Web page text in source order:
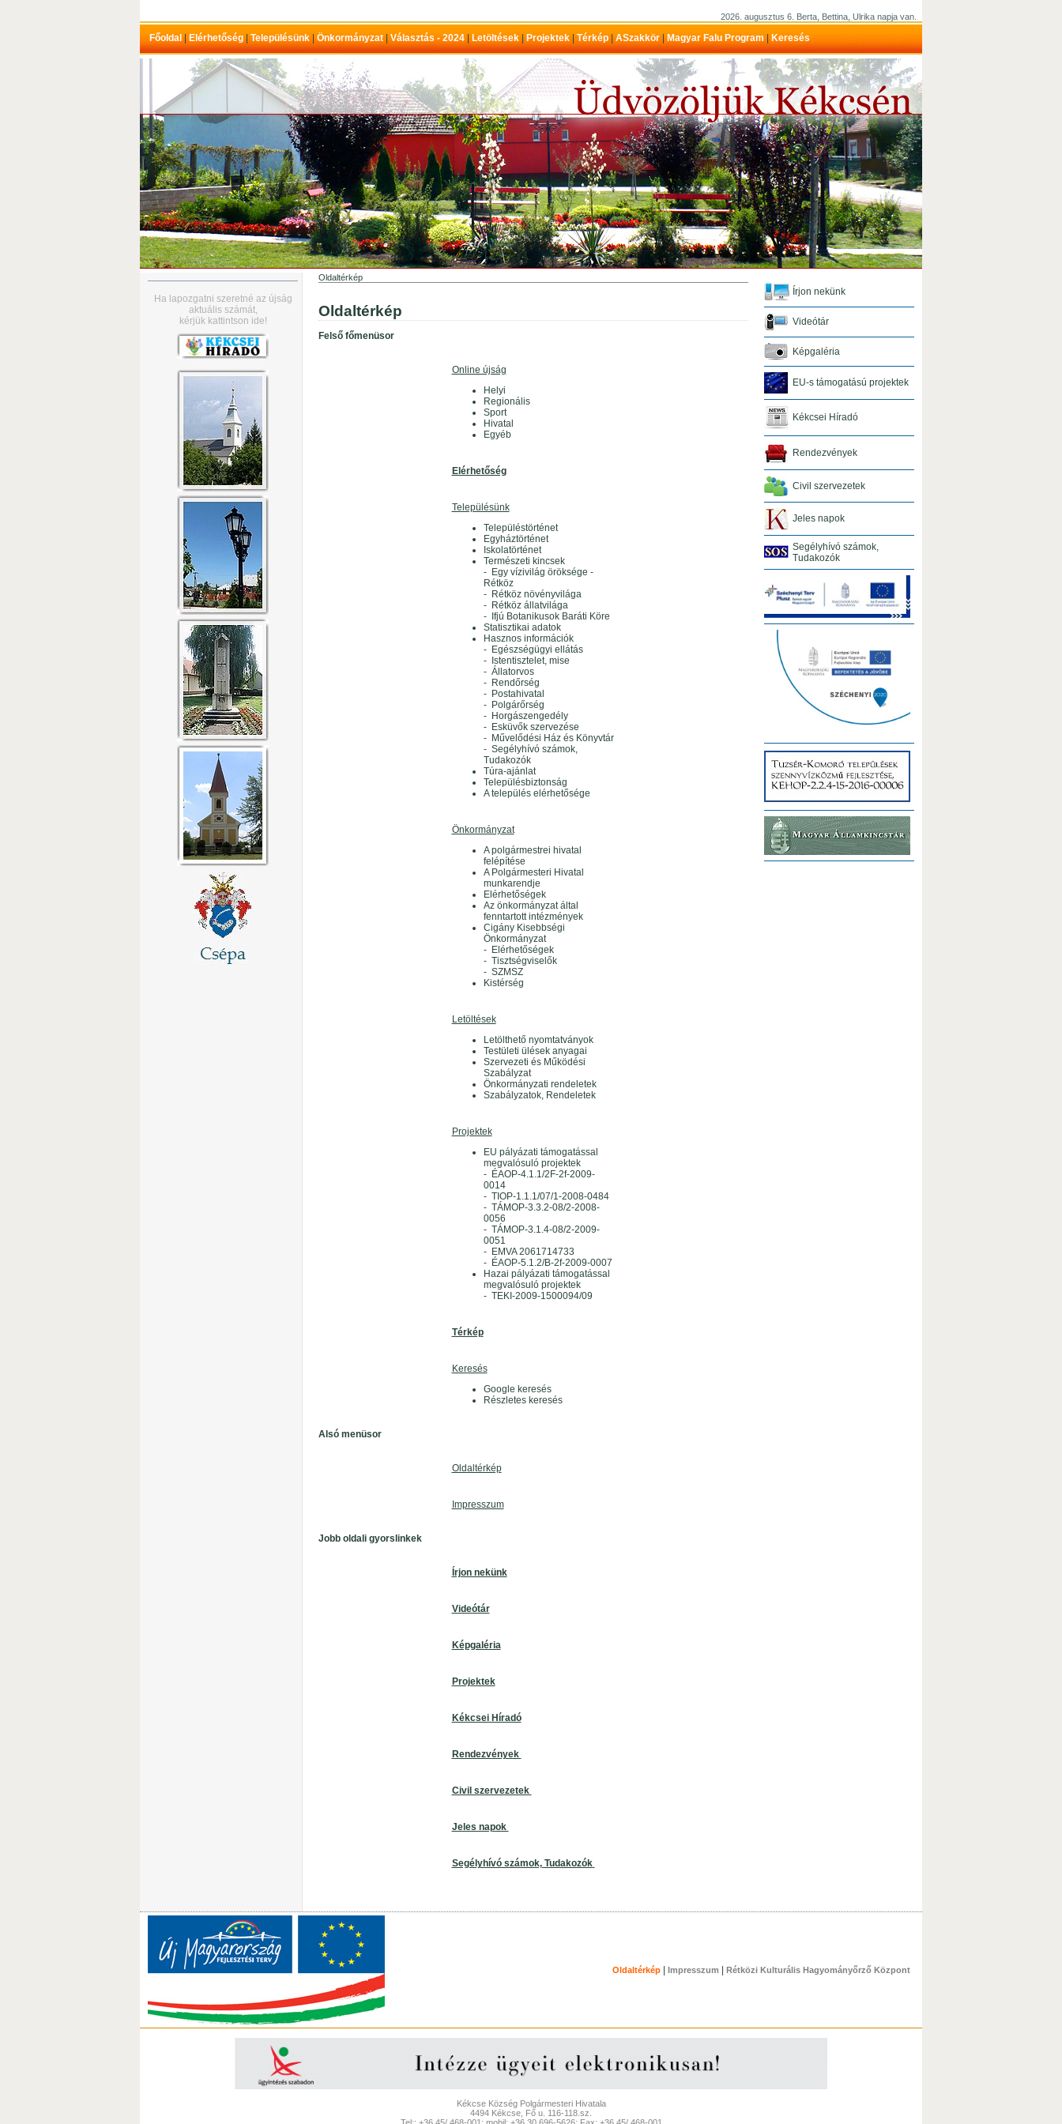
2026. augusztus 6. Berta, Bettina, Ulrika napja van.
Főoldal Elérhetőség Településünk Önkormányzat Választás - 2024 Letöltések Projektek Térkép ASzakkör Magyar Falu Program Keresés
Ha lapozgatni szeretné az újság
aktuális számát,
kérjük kattintson ide!
Oldaltérkép
Oldaltérkép
Felső főmenüsor
Online újság
Helyi
Regionális
Sport
Hivatal
Egyéb
Elérhetőség
Településünk
Településtörténet
Egyháztörténet
Iskolatörténet
Természeti kincsek
- Egy vízivilág öröksége -
Rétköz
- Rétköz növényvilága
- Rétköz állatvilága
- Ifjú Botanikusok Baráti Köre
Statisztikai adatok
Hasznos információk
- Egészségügyi ellátás
- Istentisztelet, mise
- Állatorvos
- Rendőrség
- Postahivatal
- Polgárőrség
- Horgászengedély
- Esküvők szervezése
- Művelődési Ház és Könyvtár
- Segélyhívó számok,
Tudakozók
Túra-ajánlat
Településbiztonság
A település elérhetősége
Önkormányzat
A polgármestrei hivatal
felépítése
A Polgármesteri Hivatal
munkarendje
Elérhetőségek
Az önkormányzat által
fenntartott intézmények
Cigány Kisebbségi
Önkormányzat
- Elérhetőségek
- Tisztségviselők
- SZMSZ
Kistérség
Letöltések
Letölthető nyomtatványok
Testületi ülések anyagai
Szervezeti és Működési
Szabályzat
Önkormányzati rendeletek
Szabályzatok, Rendeletek
Projektek
EU pályázati támogatással
megvalósuló projektek
- ÉAOP-4.1.1/2F-2f-2009-
0014
- TIOP-1.1.1/07/1-2008-0484
- TÁMOP-3.3.2-08/2-2008-
0056
- TÁMOP-3.1.4-08/2-2009-
0051
- EMVA 2061714733
- ÉAOP-5.1.2/B-2f-2009-0007
Hazai pályázati támogatással
megvalósuló projektek
- TEKI-2009-1500094/09
Térkép
Keresés
Google keresés
Részletes keresés
Alsó menüsor
Oldaltérkép
Impresszum
Jobb oldali gyorslinkek
Írjon nekünk
Videótár
Képgaléria
Projektek
Kékcsei Híradó
Rendezvények
Civil szervezetek
Jeles napok
Segélyhívó számok, Tudakozók
Írjon nekünk
Videótár
Képgaléria
EU-s támogatású projektek
Kékcsei Híradó
Rendezvények
Civil szervezetek
Jeles napok
Segélyhívó számok,
Tudakozók
Oldaltérkép Impresszum Rétközi Kulturális Hagyományőrző Központ
Kékcse Község Polgármesteri Hivatala
4494 Kékcse, Fő u. 116-118.sz.